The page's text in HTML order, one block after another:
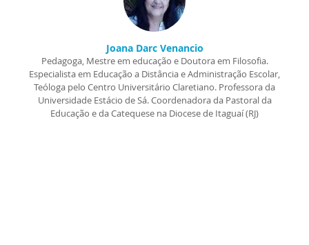
Joana Darc Venancio
Pedagoga, Mestre em educação e Doutora em Filosofia.
Especialista em Educação a Distância e Administração Escolar,
Teóloga pelo Centro Universitário Claretiano. Professora da
Universidade Estácio de Sá. Coordenadora da Pastoral da
Educação e da Catequese na Diocese de Itaguaí (RJ)